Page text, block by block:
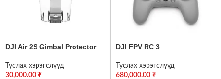
DJI Air 2S Gimbal Protector
Туслах хэрэгслүүд
30,000.00 ₮
DJI FPV RC 3
Туслах хэрэгслүүд
680,000.00 ₮